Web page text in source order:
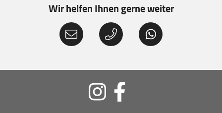
Wir helfen Ihnen gerne weiter
Soziale
Medien